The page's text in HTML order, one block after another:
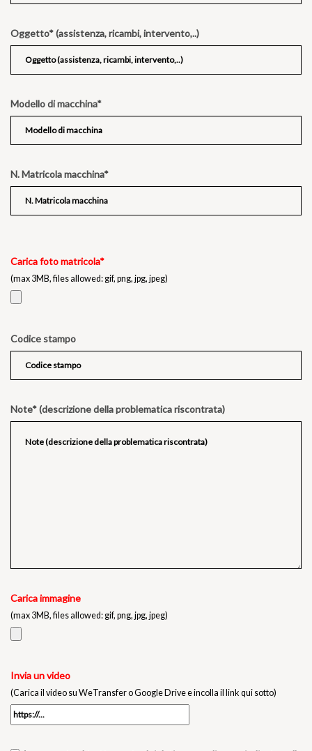
Oggetto* (assistenza, ricambi, intervento,..)
Modello di macchina*
N. Matricola macchina*
Carica foto matricola*
(max 3MB, files allowed: gif, png, jpg, jpeg)
Codice stampo
Note* (descrizione della problematica riscontrata)
Carica immagine
(max 3MB, files allowed: gif, png, jpg, jpeg)
Invia un video
(Carica il video su WeTransfer o Google Drive e incolla il link qui sotto)